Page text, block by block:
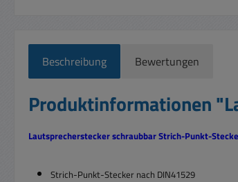
Beschreibung Bewertungen
Produktinformationen
Lautsprecherstecker schraubbar Strich-Punkt-
Strich-Punkt-Stecker nach DIN41529